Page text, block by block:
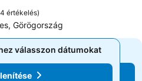
értékelés)
Görögország
válasszon dátumokat
válasszon dátumokat